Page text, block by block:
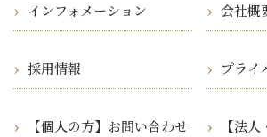
インフォメーション 会社概
採用情報 プライ
【個人の方】お問い合わせ
【法